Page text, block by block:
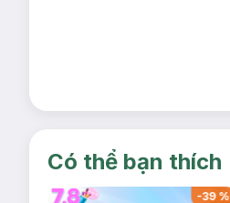
Có thể bạn thích
-39%